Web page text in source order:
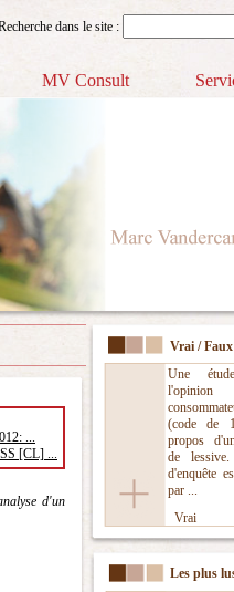
dans le site :
MV Consult
Vrai / Faux
Une
(code de
propos
de
d'enquête
par ...
Vrai
Les plus
...
[CL] ...
d'un